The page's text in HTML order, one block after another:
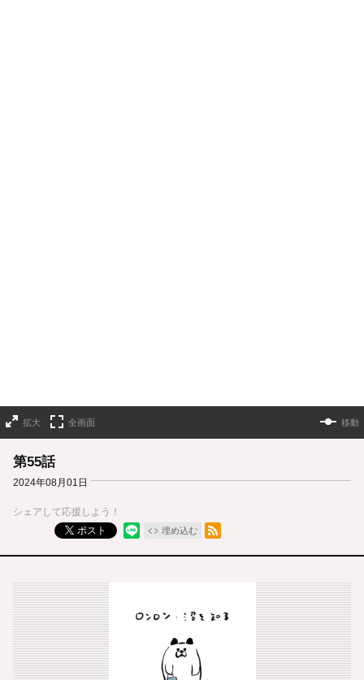
拡大 全画面 移動
第55話
2024年08月01日
シェアして応援しよう！
ポスト
埋め込む
RSSフィード